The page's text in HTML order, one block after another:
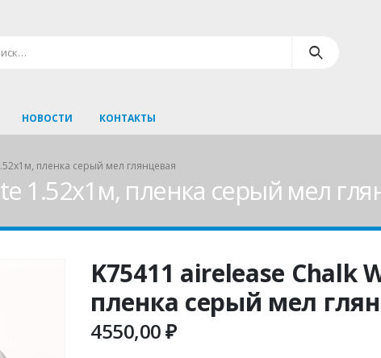
НОВОСТИ КОНТАКТЫ
пленка серый мел глянцевая
1.52х1м, пленка серый мел
K75411 airelease Chalk
пленка серый мел
4550,00₽